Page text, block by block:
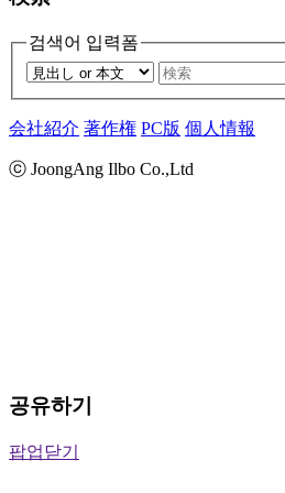
검색어 입력폼
会社紹介 著作権 PC版 個人情報
ⓒ JoongAng Ilbo Co.,Ltd
공유하기
팝업닫기